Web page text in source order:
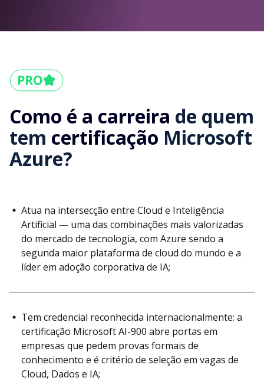
Como é a carreira de quem
tem certificação Microsoft
Azure?
Atua na intersecção entre Cloud e Inteligência
Artificial — uma das combinações mais valorizadas
do mercado de tecnologia, com Azure sendo a
segunda maior plataforma de cloud do mundo e a
líder em adoção corporativa de IA;
Tem credencial reconhecida internacionalmente: a
certificação Microsoft AI-900 abre portas em
empresas que pedem provas formais de
conhecimento e é critério de seleção em vagas de
Cloud, Dados e IA;